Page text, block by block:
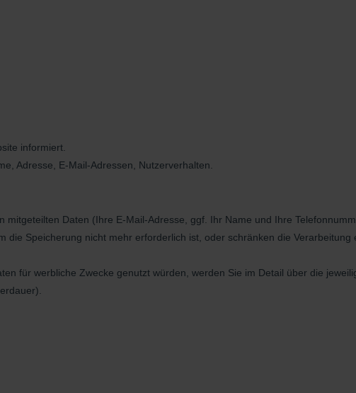
informiert.
Adresse, E-Mail-Adressen, Nutzerverhalten.
Daten (Ihre E-Mail-Adresse, ggf. Ihr Name und Ihre
Speicherung nicht mehr erforderlich ist, oder schränken die Verarbeitung
für werbliche Zwecke genutzt würden, werden Sie im Detail über die